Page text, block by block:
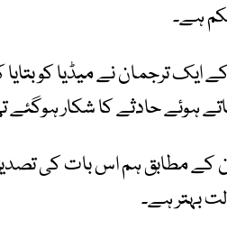
ہے۔
ہوئے حادثے کا شکار ہوگئے
کے مطابق ہم اس بات کی
بہتر ہے۔